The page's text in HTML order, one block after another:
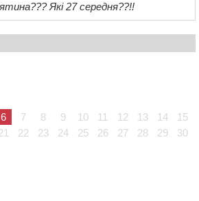
Які 27 середня??!!
6 7 8 9 10 11 12 13 14
15
22 23 24 25 26 27 28 29
30